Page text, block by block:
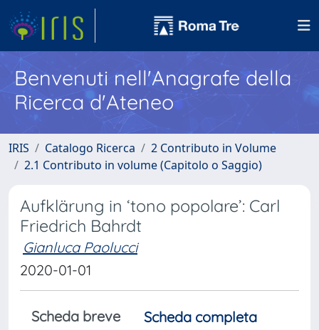
Benvenuti nell'Anagrafe della
Ricerca d'Ateneo
IRIS Catalogo Ricerca
2 Contributo in Volume
2.1 Contributo in volume (Capitolo o Saggio)
Aufklärung in ‘tono popolare’: Carl
Friedrich Bahrdt
Gianluca Paolucci
2020-01-01
Scheda breve
Scheda completa